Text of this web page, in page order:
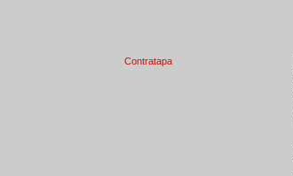
Contratapa